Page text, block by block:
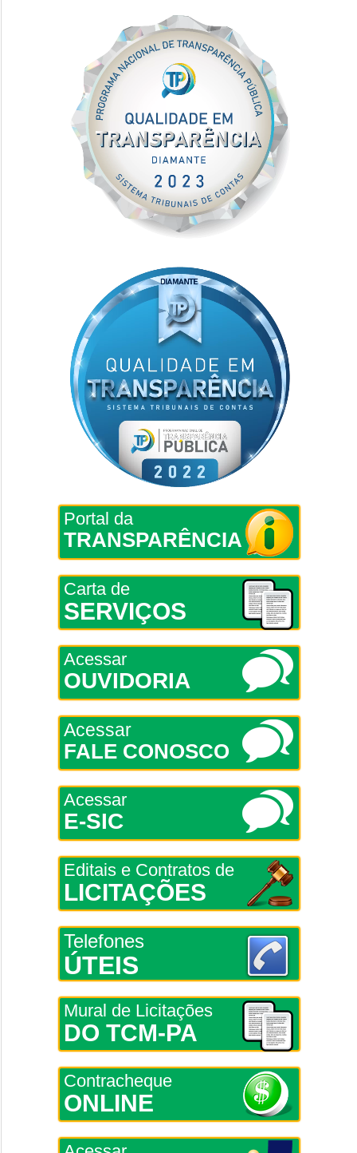
Portal da
TRANSPARÊNCIA
Carta de
SERVIÇOS
Acessar
OUVIDORIA
Acessar
FALE CONOSCO
Acessar
E-SIC
Editais e Contratos de
LICITAÇÕES
Telefones
ÚTEIS
Mural de Licitações
DO TCM-PA
Contracheque
ONLINE